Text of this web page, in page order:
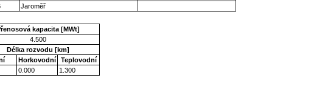
Jaroměř
kapacita [MWt]
4.500
Délka rozvodu [km]
Horkovodní
Teplovodní
0.000 1.300